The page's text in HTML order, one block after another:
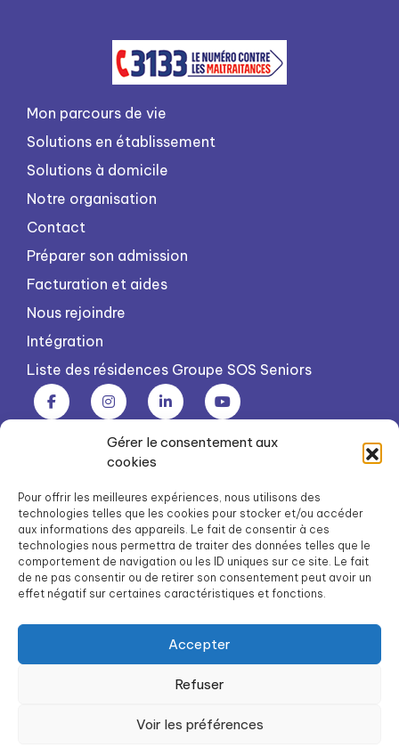
Gérer le consentement aux
cookies
Pour offrir les meilleures expériences, nous utilisons des
technologies telles que les cookies pour stocker et/ou accéder
aux informations des appareils. Le fait de consentir à ces
technologies nous permettra de traiter des données telles que le
comportement de navigation ou les ID uniques sur ce site. Le fait
de ne pas consentir ou de retirer son consentement peut avoir un
effet négatif sur certaines caractéristiques et fonctions.
Accepter
Refuser
Voir les préférences
Mon parcours de vie
Solutions en établissement
Solutions à domicile
Notre organisation
Contact
Préparer son admission
Facturation et aides
Nous rejoindre
Intégration
Liste des résidences Groupe SOS Seniors
Groupe SOS Seniors est une association du Groupe SOS
dg.seniors@groupe-sos.org
ARPAVIE est une association du Groupe SOS